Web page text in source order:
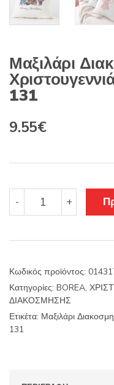
Μαξιλάρι
131
Original
11.22€.
9.55€Η
είναι:
9.55€.
-
Μαξιλάρι
Διακοσμητικό
ποσότητα
+
Κωδικός προϊόντος:
Κατηγορίες: BOREA,
ΔΙΑΚΟΣΜΗΣΗΣ
Ετικέτα: Μαξιλάρι
131